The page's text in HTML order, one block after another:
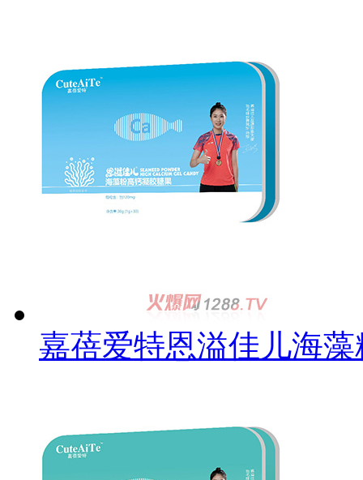
嘉蓓爱特恩溢佳儿海